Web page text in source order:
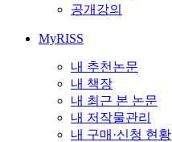
공개강의
MyRISS
내 추천논문
내 책장
내 최근 본 논문
내 저작물관리
내 구매·신청 현황